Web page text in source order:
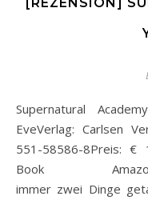
Supernatural Academy – Year One Autor/in: Jaymin
EveVerlag: Carlsen
551-58586-8Preis:
Book Amazon
immer zwei Dinge